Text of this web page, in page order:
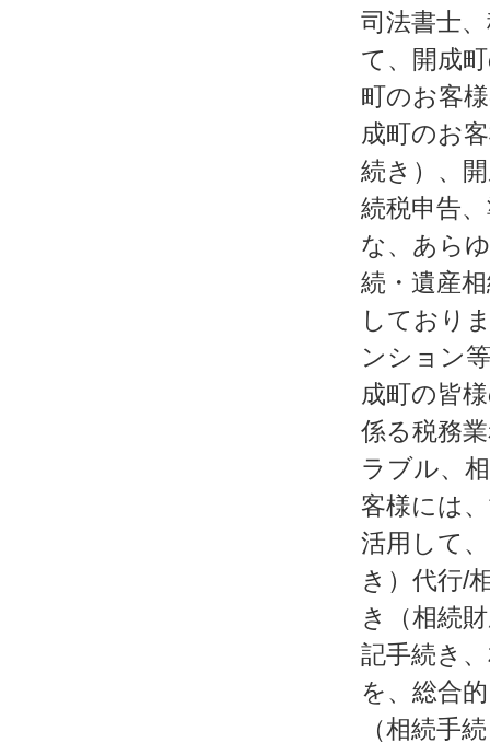
司法書士
て、開成
町のお客
成町のお
続き）、
続税申告
な、あら
続・遺産
しており
ンション
成町の皆
係る税務
ラブル、
客様には
活用して
き）代行/
き（相続
記手続き
を、総合
（相続手